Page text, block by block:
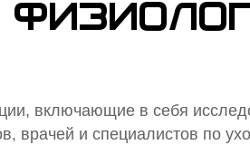
включающие в себя
врачей и специалистов по